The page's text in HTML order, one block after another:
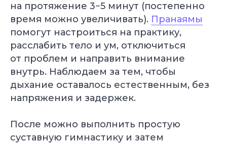
на протяжение 3−5 минут (постепенно
время можно увеличивать). Пранаямы
помогут настроиться на практику,
расслабить тело и ум, отключиться
от проблем и направить внимание
внутрь. Наблюдаем за тем, чтобы
дыхание оставалось естественным, без
напряжения и задержек.
После можно выполнить простую
суставную гимнастику и затем